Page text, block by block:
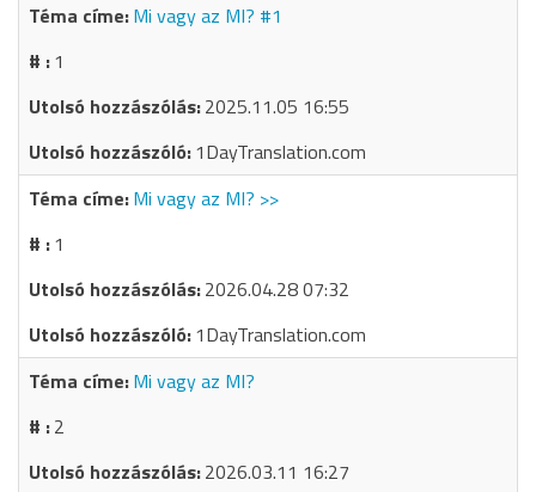
Mi vagy az MI? #1
1
2025.11.05 16:55
1DayTranslation.com
Mi vagy az MI? >>
1
2026.04.28 07:32
1DayTranslation.com
Mi vagy az MI?
2
2026.03.11 16:27